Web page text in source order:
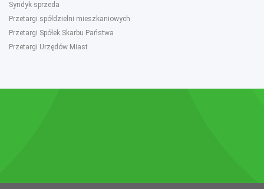
Syndyk sprzeda
Przetargi spółdzielni mieszkaniowych
Przetargi Spółek Skarbu Państwa
Przetargi Urzędów Miast